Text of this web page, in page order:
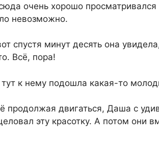
очень хорошо
невозможно.
спустя минут десять она
Всё, пора!
к нему подошла какая-то
продолжая двигаться, Даша с
эту красотку. А потом они